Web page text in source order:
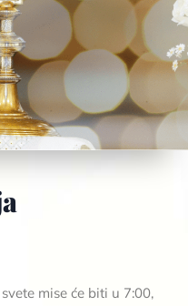
mise će biti u 7:00,